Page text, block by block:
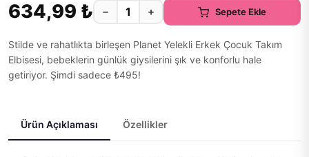
634,99 ₺ − + Sepete Ekle
Stilde ve rahatlıkta birleşen Planet Yelekli Erkek Çocuk Takım
Elbisesi, bebeklerin günlük giysilerini şık ve konforlu hale
getiriyor. Şimdi sadece ₺495!
Ürün Açıklaması Özellikler